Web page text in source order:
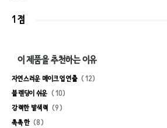
1 점
이 제품을 추천하는 이유
자연스러운 메이크업 연출 12
블렌딩이 쉬운 10
강력한 발색력 9
촉촉한 8